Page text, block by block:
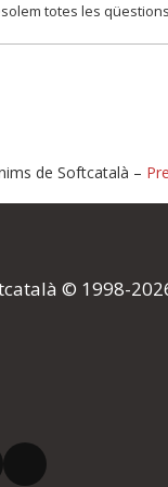
totes les
nos
proposar alguna
informar-nos.
*
de Softcatalà –
© 1998-